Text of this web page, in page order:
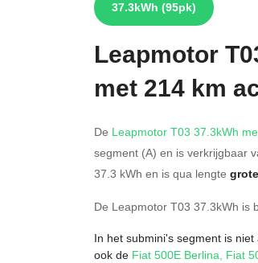
37.3kWh (95pk)
Leapmotor
met 214 km
De Leapmotor T03 37.3kWh
segment (A) en is verkrijgbaar
37.3 kWh en is qua lengte
De Leapmotor T03 37.3kWh is
In het submini's segment is
ook de Fiat 500E Berlina, Fiat